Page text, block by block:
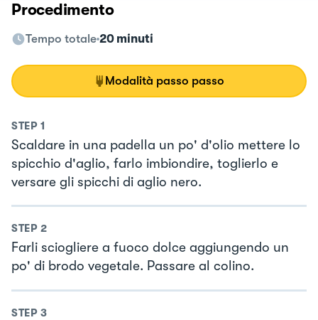
Procedimento
Tempo totale 20 minuti
Modalità passo passo
STEP 1
Scaldare in una padella un po' d'olio mettere lo
spicchio d'aglio, farlo imbiondire, toglierlo e
versare gli spicchi di aglio nero.
STEP 2
Farli sciogliere a fuoco dolce aggiungendo un
po' di brodo vegetale. Passare al colino.
STEP 3